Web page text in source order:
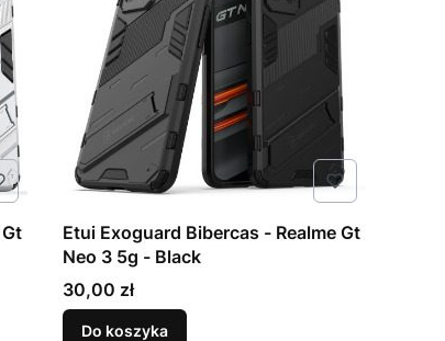
Etui Exoguard Bibercas - Realme Gt
Neo 3 5g - Black
Cena
30,00 zł
Do koszyka